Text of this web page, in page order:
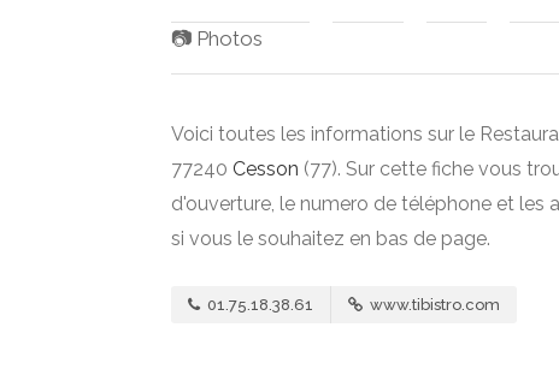
📷 Photos
Voici toutes les informations sur le
77240 Cesson (77). Sur cette fiche vous
d'ouverture, le numero de téléphone et les
si vous le souhaitez en bas de page.
01.75.18.38.61 www.tibistro.com